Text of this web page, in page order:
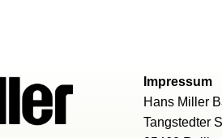
Impressum
Hans Miller
Tangstedter